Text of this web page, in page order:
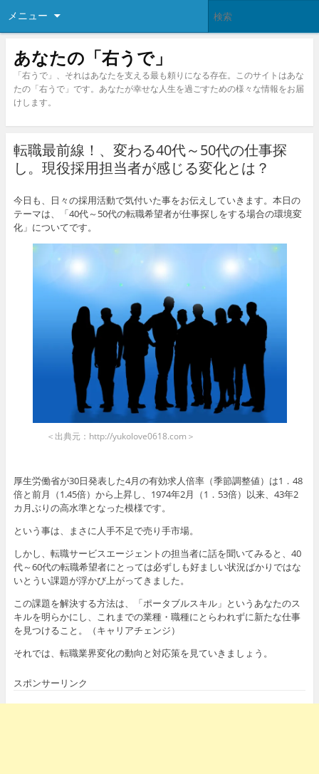
メニュー
あなたの「右うで」
「右うで」、それはあなたを支える最も頼りになる存在。このサイトはあな
たの「右うで」です。あなたが幸せな人生を過ごすための様々な情報をお届
けします。
転職最前線！、変わる40代～50代の仕事探
し。現役採用担当者が感じる変化とは？
今日も、日々の採用活動で気付いた事をお伝えしていきます。本日の
テーマは、「40代～50代の転職希望者が仕事探しをする場合の環境変
化」についてです。
＜出典元：http://yukolove0618.com＞
厚生労働省が30日発表した4月の有効求人倍率（季節調整値）は1．48
倍と前月（1.45倍）から上昇し、1974年2月（1．53倍）以来、43年2
カ月ぶりの高水準となった模様です。
という事は、まさに人手不足で売り手市場。
しかし、転職サービスエージェントの担当者に話を聞いてみると、40
代～60代の転職希望者にとっては必ずしも好ましい状況ばかりではな
いとうい課題が浮かび上がってきました。
この課題を解決する方法は、「ポータブルスキル」というあなたのス
キルを明らかにし、これまでの業種・職種にとらわれずに新たな仕事
を見つけること。（キャリアチェンジ）
それでは、転職業界変化の動向と対応策を見ていきましょう。
スポンサーリンク